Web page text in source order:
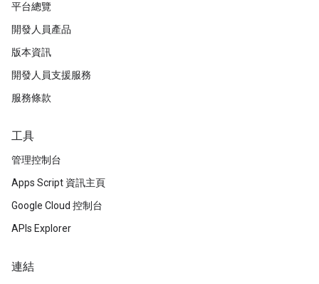
平台總覽
開發人員產品
版本資訊
開發人員支援服務
服務條款
工具
管理控制台
Apps Script 資訊主頁
Google Cloud 控制台
APIs Explorer
連結